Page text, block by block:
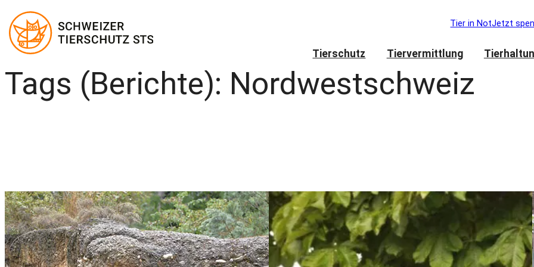
Zum
Inhalt
springen
Tier in NotJetzt
Tierschutz Tiervermittlung
Tags (Berichte): Nordwestschweiz